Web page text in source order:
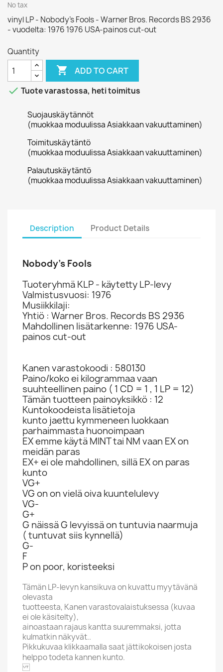
No tax
vinyl LP - Nobody’s Fools - Warner Bros. Records BS 2936
- vuodelta: 1976 1976 USA-painos cut-out
Quantity
 ADD TO CART
 Tuote varastossa, heti toimitus
Suojauskäytännöt
(muokkaa moduulissa Asiakkaan vakuuttaminen)
Toimituskäytäntö
(muokkaa moduulissa Asiakkaan vakuuttaminen)
Palautuskäytäntö
(muokkaa moduulissa Asiakkaan vakuuttaminen)
Description Product Details
Nobody’s Fools
Tuoteryhmä KLP - käytetty LP-levy
Valmistusvuosi: 1976
Musiikkilaji:
Yhtiö : Warner Bros. Records BS 2936
Mahdollinen lisätarkenne: 1976 USA-
painos cut-out
Kanen varastokoodi : 580130
Paino/koko ei kilogrammaa vaan
suuhteellinen paino ( 1 CD = 1 , 1 LP = 12)
Tämän tuotteen painoyksikkö : 12
Kuntokoodeista lisätietoja
kunto jaettu kymmeneen luokkaan
parhaimmasta huonoimpaan
EX emme käytä MINT tai NM vaan EX on
meidän paras
EX+ ei ole mahdollinen, sillä EX on paras
kunto
VG+
VG on on vielä oiva kuuntelulevy
VG-
G+
G näissä G levyissä on tuntuvia naarmuja
( tuntuvat siis kynnellä)
G-
F
P on poor, koristeeksi
Tämän LP-levyn kansikuva on kuvattu myytävänä
olevasta
tuotteesta, Kanen varastovalaistuksessa (kuvaa
ei ole käsitelty),
ainoastaan rajaus kantta suuremmaksi, jotta
kulmatkin näkyvät..
Pikkukuvaa klikkaamalla saat jättikokoisen josta
helppo todeta kannen kunto.